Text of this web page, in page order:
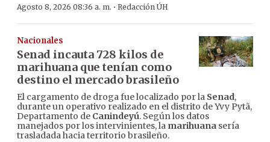
Agosto 8, 2026 08:36 a. m. · Redacción ÚH
Nacionales
Senad incauta 728 kilos de
marihuana que tenían como
destino el mercado brasileño
El cargamento de droga fue localizado por la Senad,
durante un operativo realizado en el distrito de Yvy Pytã,
Departamento de Canindeyú. Según los datos
manejados por los intervinientes, la marihuana sería
trasladada hacia territorio brasileño.